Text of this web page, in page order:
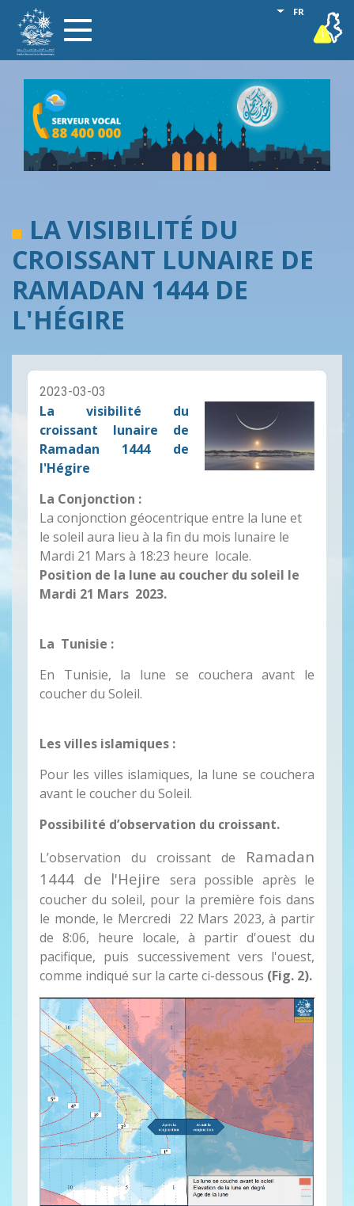
contenu
Toggle
navigation
FR
Lister les
vigilance
LA VISIBILITÉ DU
CROISSANT LUNAIRE DE
RAMADAN 1444 DE
L'HÉGIRE
2023-03-03
La visibilité du
croissant lunaire de
Ramadan 1444 de
l'Hégire
La Conjonction :
La conjonction géocentrique entre la lune et
le soleil aura lieu à la fin du mois lunaire le
Mardi 21 Mars à 18:23 heure locale.
Position de la lune au coucher du soleil le
Mardi 21 Mars 2023.
La Tunisie :
En Tunisie, la lune se couchera avant le
coucher du Soleil.
Les villes islamiques :
Pour les villes islamiques, la lune se couchera
avant le coucher du Soleil.
Possibilité d’observation du croissant.
L’observation du croissant de Ramadan
1444 de l'Hejire sera possible après le
coucher du soleil, pour la première fois dans
le monde, le Mercredi 22 Mars 2023, à partir
de 8:06, heure locale, à partir d'ouest du
pacifique, puis successivement vers l'ouest,
comme indiqué sur la carte ci-dessous (Fig. 2).